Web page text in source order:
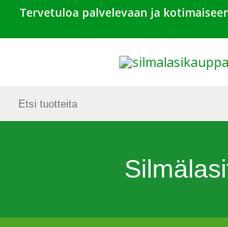
Tervetuloa palvelevaan ja